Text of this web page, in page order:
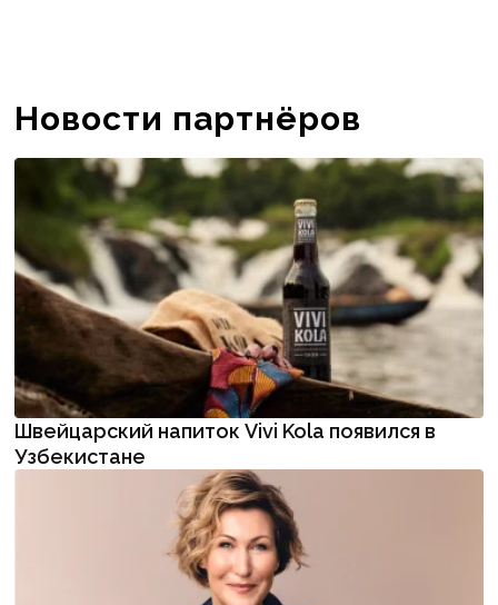
Новости партнёров
Швейцарский напиток Vivi Kola появился в
Узбекистане